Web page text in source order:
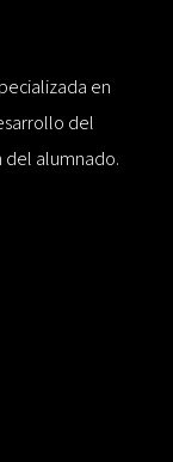
en
del
del alumnado.